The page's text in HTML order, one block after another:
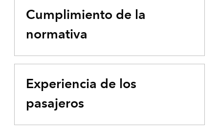
Cumplimiento de la
normativa
Experiencia de los
pasajeros